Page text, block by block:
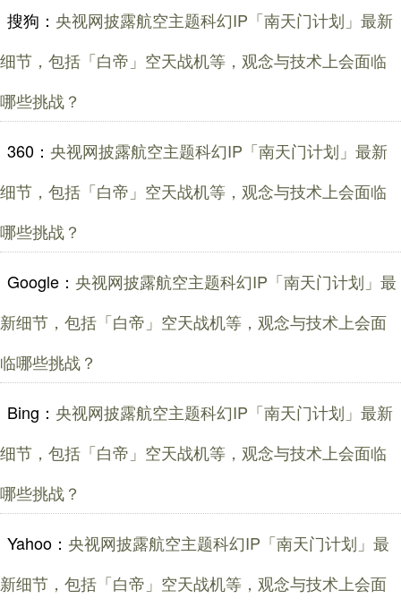
搜狗： 央视网披露航空主题科幻IP「南天门计划」最新
细节，包括「白帝」空天战机等，观念与技术上会面临
哪些挑战？
360： 央视网披露航空主题科幻IP「南天门计划」最新
细节，包括「白帝」空天战机等，观念与技术上会面临
哪些挑战？
Google： 央视网披露航空主题科幻IP「南天门计划」最
新细节，包括「白帝」空天战机等，观念与技术上会面
临哪些挑战？
Bing： 央视网披露航空主题科幻IP「南天门计划」最新
细节，包括「白帝」空天战机等，观念与技术上会面临
哪些挑战？
Yahoo： 央视网披露航空主题科幻IP「南天门计划」最
新细节，包括「白帝」空天战机等，观念与技术上会面